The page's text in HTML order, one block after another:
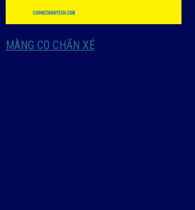
MÀNG CO CHẤN XÉ